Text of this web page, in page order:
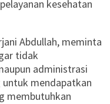
kesehatan
Abdullah, meminta
tidak
administrasi
mendapatkan
membutuhkan